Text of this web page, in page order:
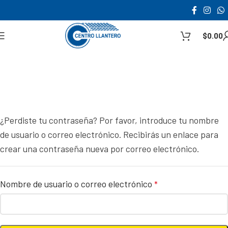
$0.00
¿Perdiste tu contraseña? Por favor, introduce tu nombre
de usuario o correo electrónico. Recibirás un enlace para
crear una contraseña nueva por correo electrónico.
Nombre de usuario o correo electrónico *